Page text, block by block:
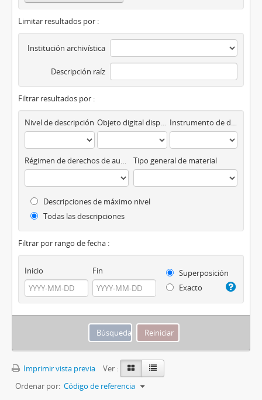
Limitar resultados por :
Institución archivística
Descripción raíz
Filtrar resultados por :
Nivel de descripción Objeto digital disponibles Instrumento de descripción
Régimen de derechos de autor Tipo general de material
Descripciones de máximo nivel
Todas las descripciones
Filtrar por rango de fecha :
Inicio Fin
Superposición
Exacto
Imprimir vista previa
Ver :
Ordenar por: Código de referencia